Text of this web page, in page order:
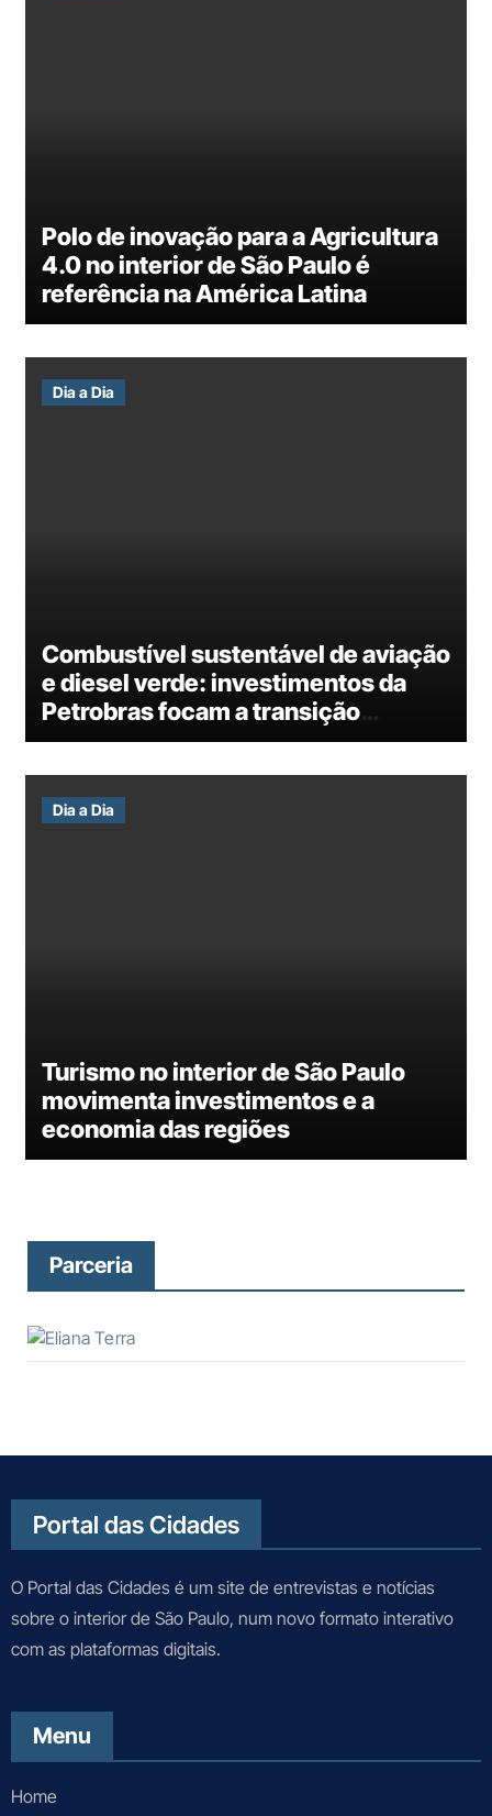
Polo de inovação para a Agricultura
4.0 no interior de São Paulo é
referência na América Latina
Dia a Dia
Combustível sustentável de aviação
e diesel verde: investimentos da
Petrobras focam a transição
energética
Dia a Dia
Turismo no interior de São Paulo
movimenta investimentos e a
economia das regiões
Parceria
Portal das Cidades
O Portal das Cidades é um site de entrevistas e notícias
sobre o interior de São Paulo, num novo formato interativo
com as plataformas digitais.
Menu
Home